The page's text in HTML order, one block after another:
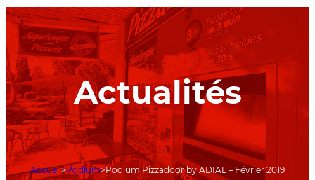
Actualités
Accueil Podium Podium Pizzadoor by ADIAL – Février 2019